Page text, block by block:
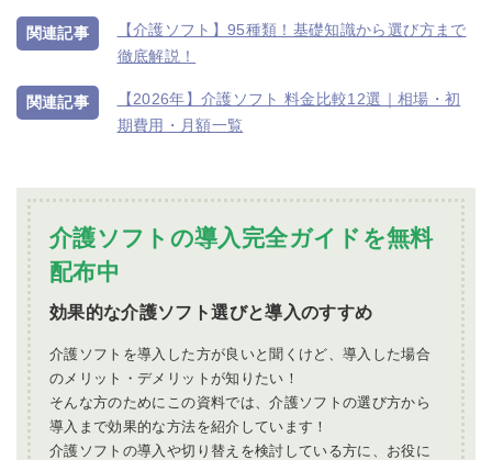
【介護ソフト】95種類！基礎知識から選び方まで
徹底解説！
【2026年】介護ソフト 料金比較12選｜相場・初
期費用・月額一覧
介護ソフトの導入完全ガイドを無料
配布中
効果的な介護ソフト選びと導入のすすめ
介護ソフトを導入した方が良いと聞くけど、導入した場合
のメリット・デメリットが知りたい！
そんな方のためにこの資料では、介護ソフトの選び方から
導入まで効果的な方法を紹介しています！
介護ソフトの導入や切り替えを検討している方に、お役に